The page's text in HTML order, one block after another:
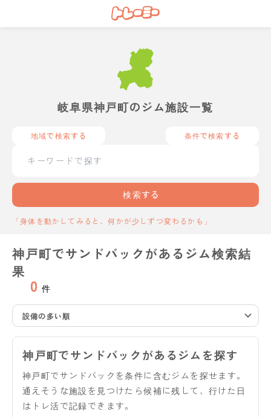
岐阜県神戸町のジム施設一覧
地域で検索する 条件で検索する
検索する
「身体を動かしてみると、何かが少しずつ変わるかも」
神戸町でサンドバックがあるジム検索結
果
0 件
設備の多い順
神戸町でサンドバックがあるジムを探す
神戸町でサンドバックを条件に含むジムを探せます。
通えそうな施設を見つけたら候補に残して、行けた日
はトレ活で記録できます。